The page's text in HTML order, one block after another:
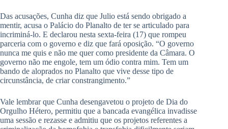
Das acusações, Cunha diz que Julio está sendo obrigado a
mentir, acusa o Palácio do Planalto de ter se articulado para
incriminá-lo. E declarou nesta sexta-feira (17) que rompeu
parceria com o governo e diz que fará oposição. “O governo
nunca me quis e não me quer como presidente da Câmara. O
governo não me engole, tem um ódio contra mim. Tem um
bando de aloprados no Planalto que vive desse tipo de
circunstância, de criar constrangimento.”
Vale lembrar que Cunha desengavetou o projeto de Dia do
Orgulho Hétero, permitiu que a bancada evangélica invadisse
uma sessão e rezasse e admitiu que os projetos referentes a